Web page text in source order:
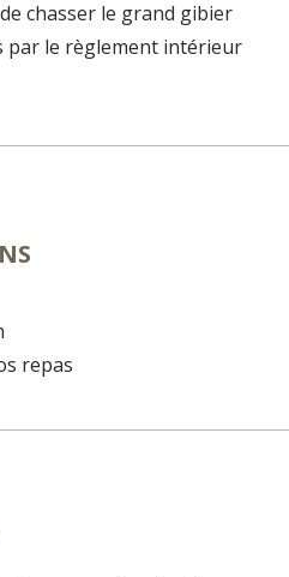
chasser le grand gibier
par le règlement intérieur
repas